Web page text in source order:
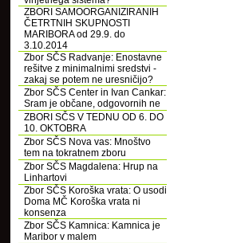
ZBORI SAMOORGANIZIRANIH
ČETRTNIH SKUPNOSTI
MARIBORA od 29.9. do
3.10.2014
Zbor SČS Radvanje: Enostavne
rešitve z minimalnimi sredstvi -
zakaj se potem ne uresničijo?
Zbor SČS Center in Ivan Cankar:
Sram je občane, odgovornih ne
ZBORI SČS V TEDNU OD 6. DO
10. OKTOBRA
Zbor SČS Nova vas: Mnoštvo
tem na tokratnem zboru
Zbor SČS Magdalena: Hrup na
Linhartovi
Zbor SČS Koroška vrata: O usodi
Doma MČ Koroška vrata ni
konsenza
Zbor SČS Kamnica: Kamnica je
Maribor v malem